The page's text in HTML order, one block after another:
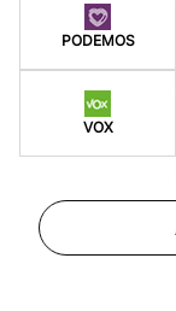
PODEMOS
VOX